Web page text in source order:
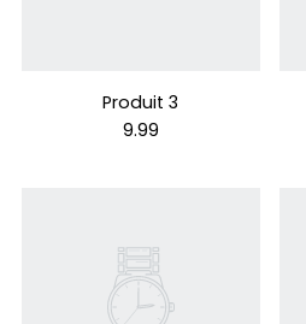
Produit 3
9.99